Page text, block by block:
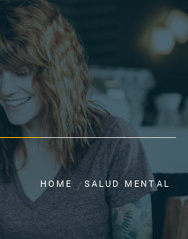
HOME SALUD MENTAL